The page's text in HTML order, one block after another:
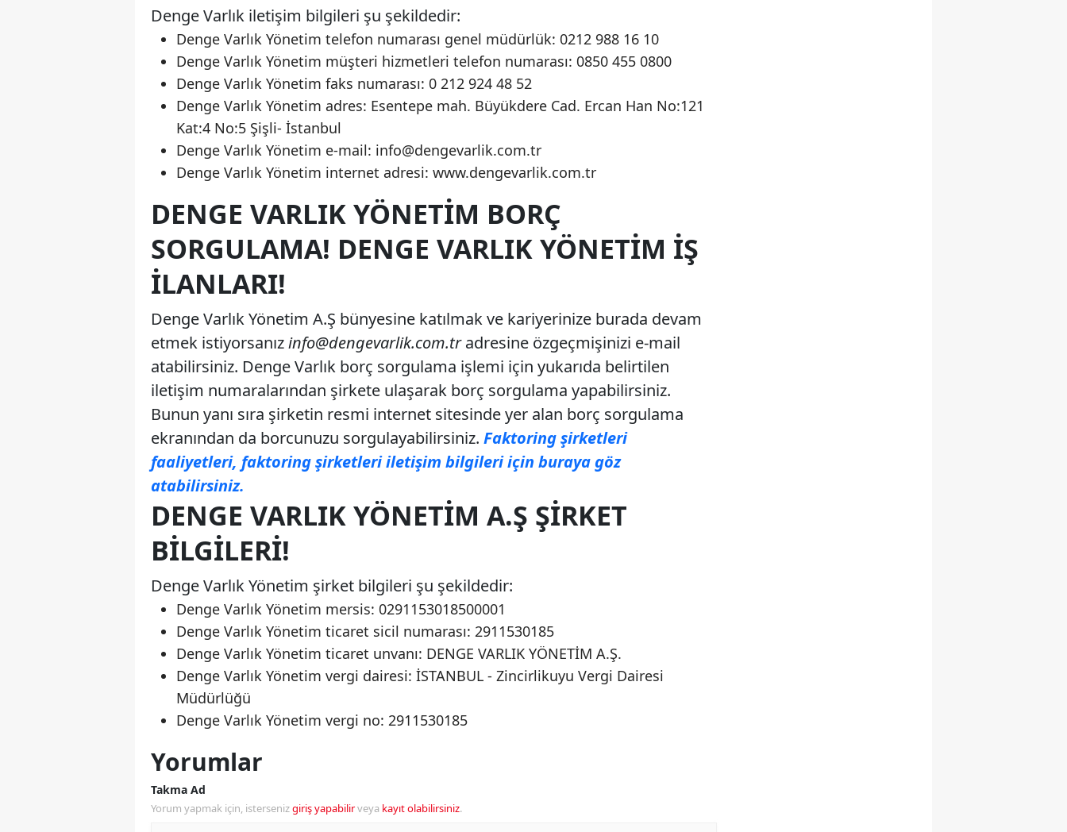
Denge Varlık iletişim bilgileri şu şekildedir:
Denge Varlık Yönetim telefon numarası genel müdürlük: 0212 988 16 10
Denge Varlık Yönetim müşteri hizmetleri telefon numarası: 0850 455 0800
Denge Varlık Yönetim faks numarası: 0 212 924 48 52
Denge Varlık Yönetim adres: Esentepe mah. Büyükdere Cad. Ercan Han No:121
Kat:4 No:5 Şişli- İstanbul
Denge Varlık Yönetim e-mail: info@dengevarlik.com.tr
Denge Varlık Yönetim internet adresi: www.dengevarlik.com.tr
DENGE VARLIK YÖNETIM BORÇ
SORGULAMA! DENGE VARLIK YÖNETIM İŞ
İLANLARI!
Denge Varlık Yönetim A.Ş bünyesine katılmak ve kariyerinize burada devam
etmek istiyorsanızinfo@dengevarlik.com.tradresine özgeçmişinizi e-mail
atabilirsiniz. Denge Varlık borç sorgulama işlemi için yukarıda belirtilen
iletişim numaralarından şirkete ulaşarak borç sorgulama yapabilirsiniz.
Bunun yanı sıra şirketin resmi internet sitesinde yer alan borç sorgulama
ekranından da borcunuzu sorgulayabilirsiniz. Faktoring şirketleri
faaliyetleri, faktoring şirketleri iletişim bilgileri için buraya göz
atabilirsiniz.
DENGE VARLIK YÖNETIM A.Ş ŞIRKET
BILGILERI!
Denge Varlık Yönetim şirket bilgileri şu şekildedir:
Denge Varlık Yönetim mersis: 0291153018500001
Denge Varlık Yönetim ticaret sicil numarası: 2911530185
Denge Varlık Yönetim ticaret unvanı: DENGE VARLIK YÖNETİM A.Ş.
Denge Varlık Yönetim vergi dairesi: İSTANBUL - Zincirlikuyu Vergi Dairesi
Müdürlüğü
Denge Varlık Yönetim vergi no: 2911530185
Yorumlar
Takma Ad
Yorum yapmak için, istersenizgiriş yapabilirveya kayıt olabilirsiniz.